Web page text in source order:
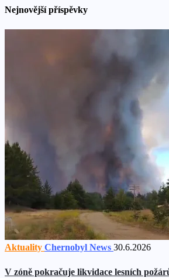
Nejnovější příspěvky
Aktuality Chernobyl News 30.6.2026
V zóně pokračuje likvidace lesních